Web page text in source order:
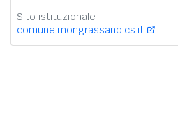
Sito istituzionale
comune.mongrassano.cs.it